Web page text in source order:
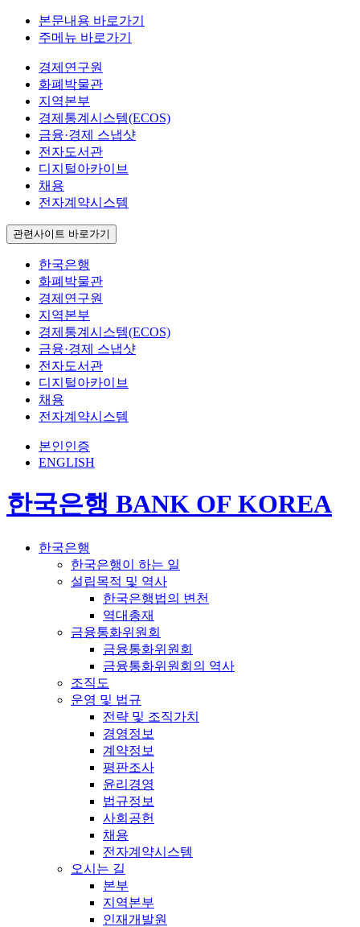
본문내용 바로가기
주메뉴 바로가기
경제연구원
화폐박물관
지역본부
경제통계시스템(ECOS)
금융·경제 스냅샷
전자도서관
디지털아카이브
채용
전자계약시스템
관련사이트 바로가기
한국은행
화폐박물관
경제연구원
지역본부
경제통계시스템(ECOS)
금융·경제 스냅샷
전자도서관
디지털아카이브
채용
전자계약시스템
본인인증
ENGLISH
한국은행 BANK OF KOREA
한국은행
한국은행이 하는 일
설립목적 및 역사
한국은행법의 변천
역대총재
금융통화위원회
금융통화위원회
금융통화위원회의 역사
조직도
운영 및 법규
전략 및 조직가치
경영정보
계약정보
평판조사
윤리경영
법규정보
사회공헌
채용
전자계약시스템
오시는 길
본부
지역본부
인재개발원